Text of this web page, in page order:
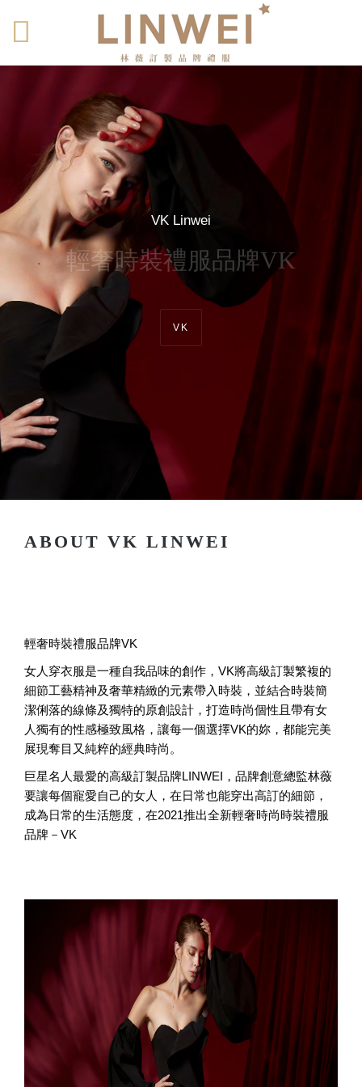
VK Linwei
輕奢時裝禮服品牌VK
VK
ABOUT VK LINWEI
輕奢時裝禮服品牌VK
女人穿衣服是一種自我品味的創作，VK將高級訂製繁複的
細節工藝精神及奢華精緻的元素帶入時裝，並結合時裝簡
潔俐落的線條及獨特的原創設計，打造時尚個性且帶有女
人獨有的性感極致風格，讓每一個選擇VK的妳，都能完美
展現奪目又純粹的經典時尚。
巨星名人最愛的高級訂製品牌LINWEI，品牌創意總監林薇
要讓每個寵愛自己的女人，在日常也能穿出高訂的細節，
成為日常的生活態度，在2021推出全新輕奢時尚時裝禮服
品牌－VK